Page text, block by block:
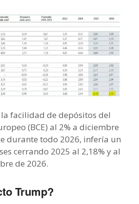
facilidad de depósitos del
(BCE) al 2% a diciembre
durante todo 2026, infería un
cerrando 2025 al 2,18% y al
de 2026.
Trump?